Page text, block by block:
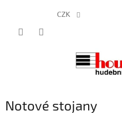
CZK
Notové stojany